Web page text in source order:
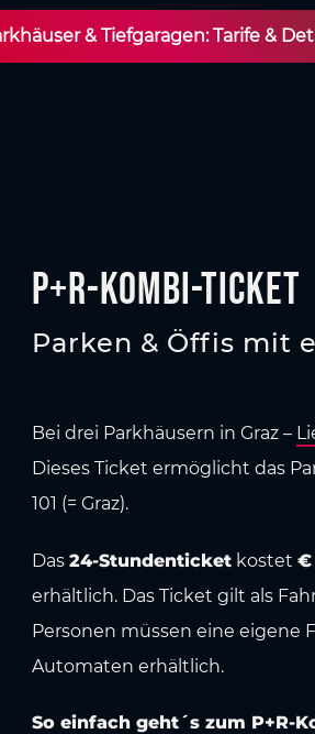
& Tiefgaragen: Tarife &
P+R-Kombi-Ticket
Parken & Öffis mit
Bei drei Parkhäusern in Graz –
Dieses Ticket ermöglicht das
101 (= Graz).
Das 24-Stundenticket kostet €
erhältlich. Das Ticket gilt als
Personen müssen eine eigene
Automaten erhältlich.
So einfach geht´s zum P+R-